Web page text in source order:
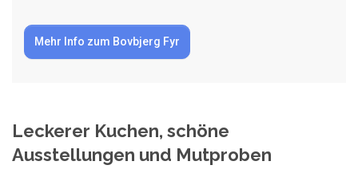
Mehr Info zum Bovbjerg Fyr
Leckerer Kuchen, schöne
Ausstellungen und Mutproben